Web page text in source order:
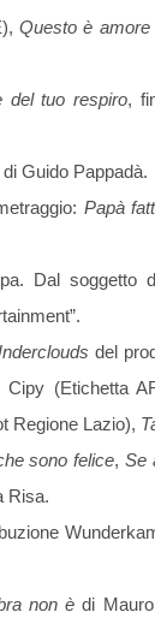
Questo è amore
del tuo respiro,
di Guido Pappadà.
Papà
Dal soggetto
del
(Etichetta
Regione Lazio),
sono felice, Se
Risa.
non è di